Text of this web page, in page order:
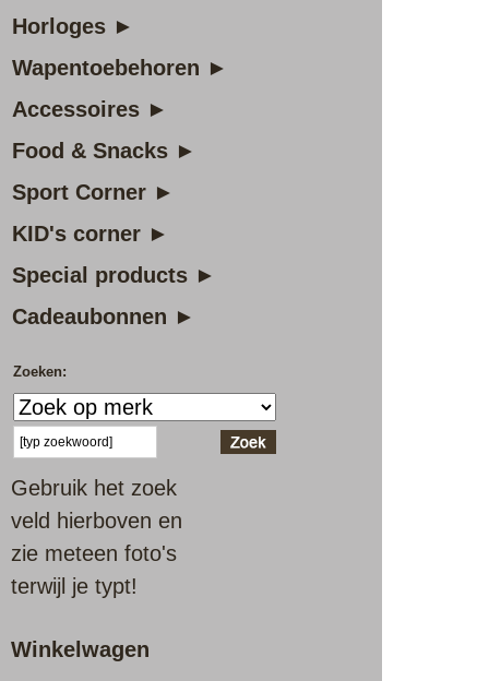
Horloges ►
Wapentoebehoren ►
Accessoires ►
Food & Snacks ►
Sport Corner ►
KID's corner ►
Special products ►
Cadeaubonnen ►
Zoeken:
Gebruik het zoek
veld hierboven en
zie meteen foto's
terwijl je typt!
Winkelwagen